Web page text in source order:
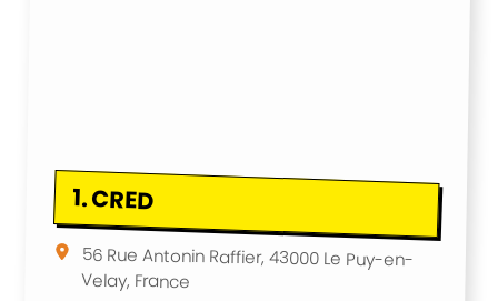
1.CRED
56 Rue Antonin Raffier, 43000 Le Puy-en-
Velay, France